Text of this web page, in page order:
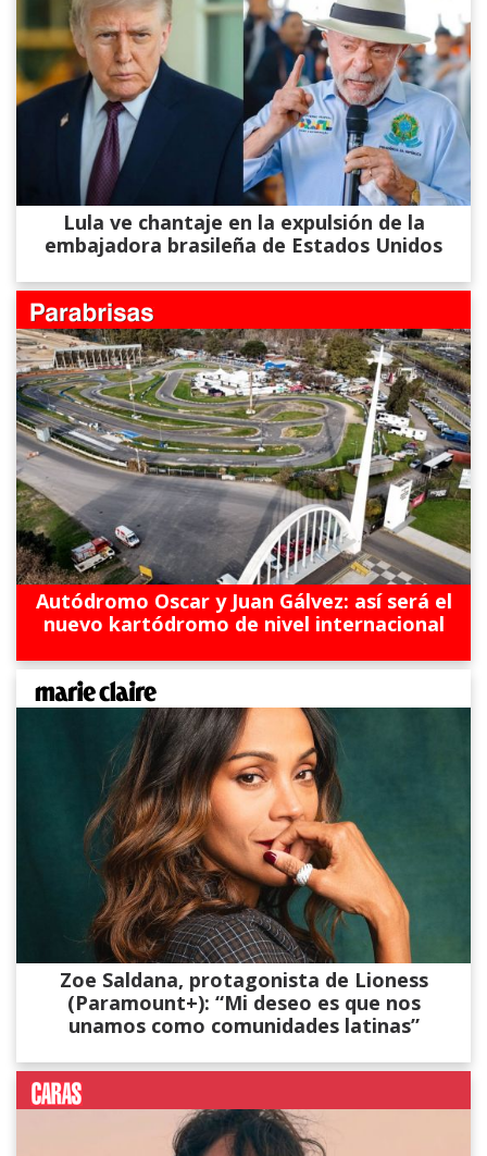
Lula ve chantaje en la expulsión de la
embajadora brasileña de Estados Unidos
Autódromo Oscar y Juan Gálvez: así será el
nuevo kartódromo de nivel internacional
Zoe Saldana, protagonista de Lioness
(Paramount+): “Mi deseo es que nos
unamos como comunidades latinas”